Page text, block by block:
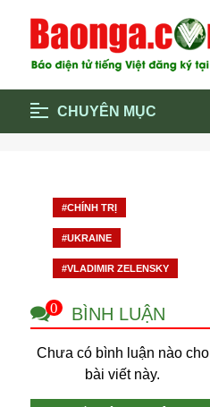
CHUYÊN MỤC
Cộng đồng
Cuộc sống quanh ta
Quảng cáo
#CHÍNH TRỊ
#UKRAINE
#VLADIMIR ZELENSKY
0 BÌNH LUẬN
Chưa có bình luận nào cho
bài viết này.